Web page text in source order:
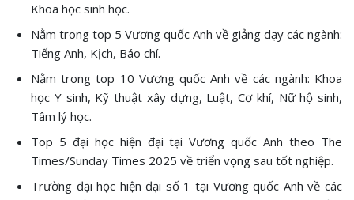
Khoa học sinh học.
Nằm trong top 5 Vương quốc Anh về giảng dạy các ngành:
Tiếng Anh, Kịch, Báo chí.
Nằm trong top 10 Vương quốc Anh về các ngành: Khoa
học Y sinh, Kỹ thuật xây dựng, Luật, Cơ khí, Nữ hộ sinh,
Tâm lý học.
Top 5 đại học hiện đại tại Vương quốc Anh theo The
Times/Sunday Times 2025 về triển vọng sau tốt nghiệp.
Trường đại học hiện đại số 1 tại Vương quốc Anh về các